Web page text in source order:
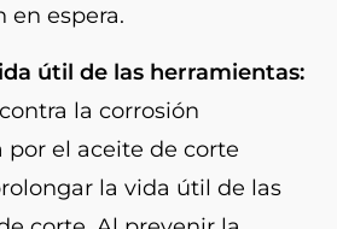
en espera.
útil de las herramientas:
la corrosión
por el aceite de corte
la vida útil de las